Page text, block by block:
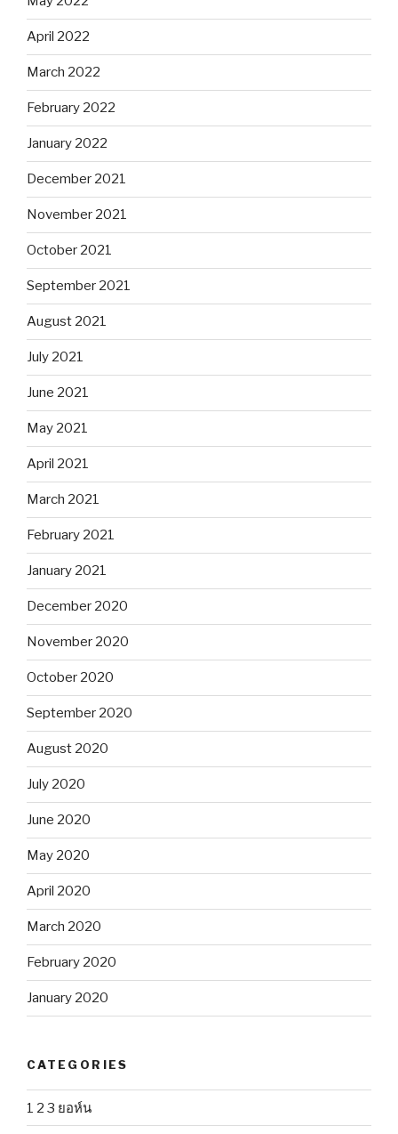
April 2022
March 2022
February 2022
January 2022
December 2021
November 2021
October 2021
September 2021
August 2021
July 2021
June 2021
May 2021
April 2021
March 2021
February 2021
January 2021
December 2020
November 2020
October 2020
September 2020
August 2020
July 2020
June 2020
May 2020
April 2020
March 2020
February 2020
January 2020
CATEGORIES
1 2 3 ยอห์น